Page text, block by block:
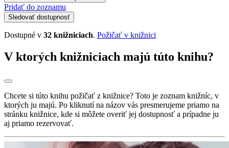
Pridať do zoznamu
Sledovať dostupnosť
Dostupné v 32 knižniciach. Požičať v knižnici
V ktorých knižniciach majú túto knihu?
Chcete si túto knihu požičať z knižnice? Toto je zoznam knižníc, v
ktorých ju majú. Po kliknutí na názov vás presmerujeme priamo na
stránku knižnice, kde si môžete overiť jej dostupnosť a prípadne ju
aj priamo rezervovať.